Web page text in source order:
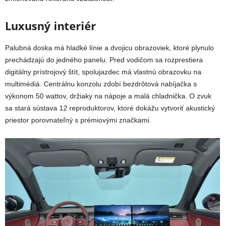
Luxusný interiér
Palubná doska má hladké línie a dvojicu obrazoviek, ktoré plynulo
prechádzajú do jedného panelu. Pred vodičom sa rozprestiera
digitálny prístrojový štít, spolujazdec má vlastnú obrazovku na
multimédiá. Centrálnu konzolu zdobí bezdrôtová nabíjačka s
výkonom 50 wattov, držiaky na nápoje a malá chladnička. O zvuk
sa stará sústava 12 reproduktorov, ktoré dokážu vytvoriť akustický
priestor porovnateľný s prémiovými značkami.